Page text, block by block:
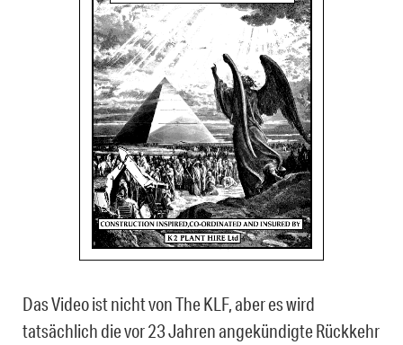
Das Video ist nicht von The KLF, aber es wird
tatsächlich die vor 23 Jahren angekündigte Rückkehr